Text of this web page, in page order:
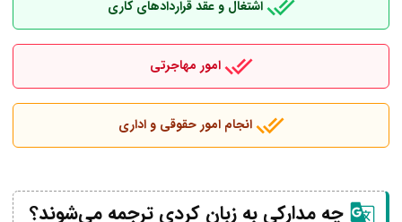
اشتغال و عقد قراردادهای کاری
امور مهاجرتی
انجام امور حقوقی و اداری
چه مدارکی به زبان کردی ترجمه می‌شوند؟